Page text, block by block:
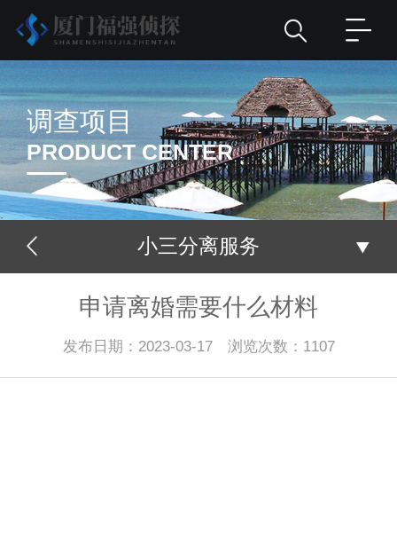
调查项目
PRODUCT CENTER
小三分离服务
申请离婚需要什么材料
发布日期：2023-03-17 浏览次数：1107